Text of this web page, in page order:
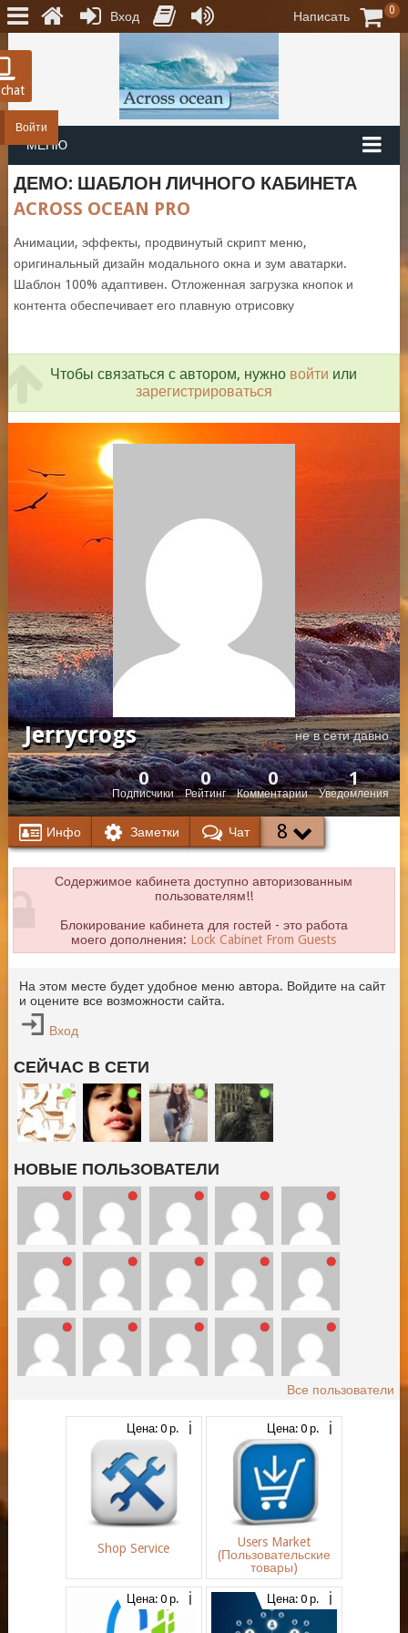
Войти
МЕНЮ
ДЕМО: ШАБЛОН ЛИЧНОГО КАБИНЕТА
ACROSS OCEAN PRO
Анимации, эффекты, продвинутый скрипт меню,
оригинальный дизайн модального окна и зум аватарки.
Шаблон 100% адаптивен. Отложенная загрузка кнопок и
контента обеспечивает его плавную отрисовку
Чтобы связаться с автором, нужно войти или
зарегистрироваться
Jerrycrogs не в сети давно
Подписчики
0
Рейтинг
0
Комментарии
0
Уведомления
1
Инфо Заметки Чат 8
Содержимое кабинета доступно авторизованным
пользователям!!
Блокирование кабинета для гостей - это работа
моего дополнения: Lock Cabinet From Guests
На этом месте будет удобное меню автора. Войдите на сайт
и оцените все возможности сайта.
Вход
СЕЙЧАС В СЕТИ
НОВЫЕ ПОЛЬЗОВАТЕЛИ
Все пользователи
Цена: 0 р.
Shop Service
Цена: 0 р.
Users Market
(Пользовательские
товары)
Цена: 0 р. Цена: 0 р.
Вход Написать 0